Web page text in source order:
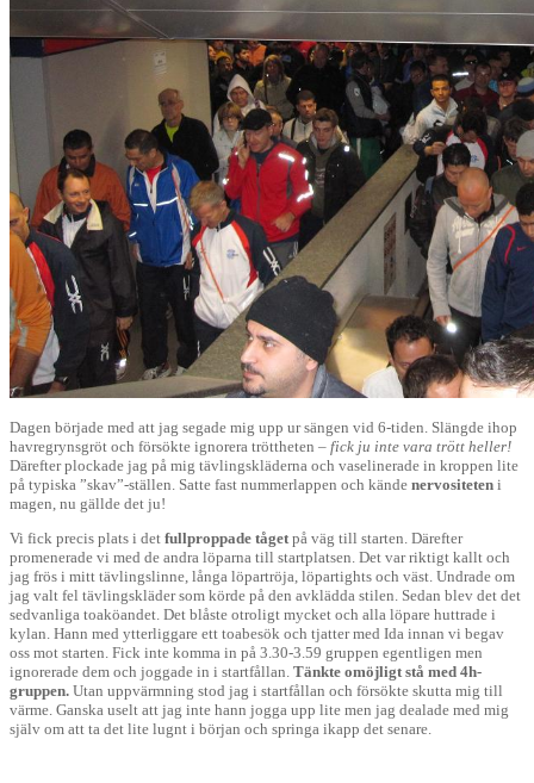
Dagen började med att jag segade mig upp ur sängen vid 6-tiden. Slängde ihop
havregrynsgröt och försökte ignorera tröttheten – fick ju inte vara trött heller!
Därefter plockade jag på mig tävlingskläderna och vaselinerade in kroppen lite
på typiska ”skav”-ställen. Satte fast nummerlappen och kände nervositeten i
magen, nu gällde det ju!
Vi fick precis plats i det fullproppade tågetpå väg till starten. Därefter
promenerade vi med de andra löparna till startplatsen. Det var riktigt kallt och
jag frös i mitt tävlingslinne, långa löpartröja, löpartights och väst. Undrade om
jag valt fel tävlingskläder som körde på den avklädda stilen. Sedan blev det det
sedvanliga toaköandet. Det blåste otroligt mycket och alla löpare huttrade i
kylan. Hann med ytterliggare ett toabesök och tjatter med Ida innan vi begav
oss mot starten. Fick inte komma in på 3.30-3.59 gruppen egentligen men
ignorerade dem och joggade in i startfållan. Tänkte omöjligt stå med 4h-
gruppen. Utan uppvärmning stod jag i startfållan och försökte skutta mig till
värme. Ganska uselt att jag inte hann jogga upp lite men jag dealade med mig
själv om att ta det lite lugnt i början och springa ikapp det senare.